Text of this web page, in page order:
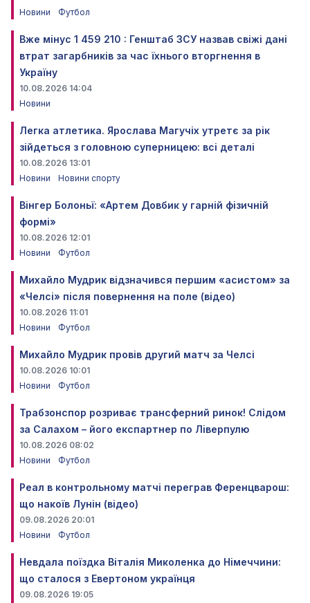
Новини
Футбол
Вже мінус 1 459 210 : Генштаб ЗСУ назвав свіжі дані
втрат загарбників за час їхнього вторгнення в
Україну
10.08.2026 14:04
Новини
Легка атлетика. Ярослава Магучіх утретє за рік
зійдеться з головною суперницею: всі деталі
10.08.2026 13:01
Новини
Новини спорту
Вінгер Болоньї: «Артем Довбик у гарній фізичній
формі»
10.08.2026 12:01
Новини
Футбол
Михайло Мудрик відзначився першим «асистом» за
«Челсі» після повернення на поле (відео)
10.08.2026 11:01
Новини
Футбол
Михайло Мудрик провів другий матч за Челсі
10.08.2026 10:01
Новини
Футбол
Трабзонспор розриває трансферний ринок! Слідом
за Салахом – його експартнер по Ліверпулю
10.08.2026 08:02
Новини
Футбол
Реал в контрольному матчі переграв Ференцварош:
що накоїв Лунін (відео)
09.08.2026 20:01
Новини
Футбол
Невдала поїздка Віталія Миколенка до Німеччини:
що сталося з Евертоном українця
09.08.2026 19:05